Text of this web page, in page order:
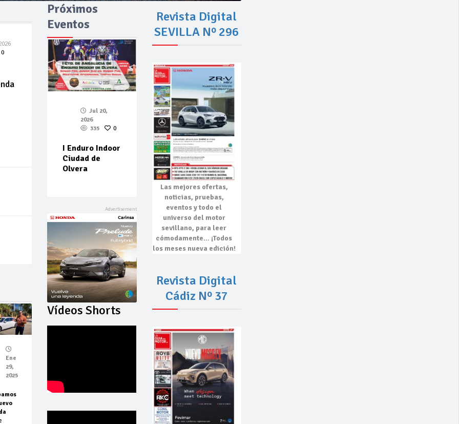
0
Ene
29,
2025
Próximos
Eventos
Jul 20,
2026
335
0
I Enduro Indoor
Ciudad de
Olvera
Vídeos Shorts
Revista Digital
SEVILLA Nº 296
Las mejores ofertas,
noticias, pruebas,
eventosy todo el
universo del motor
sevillano, para leer
cómodamente… ¡Todos
los meses nueva edición!
Revista Digital
Cádiz Nº 37